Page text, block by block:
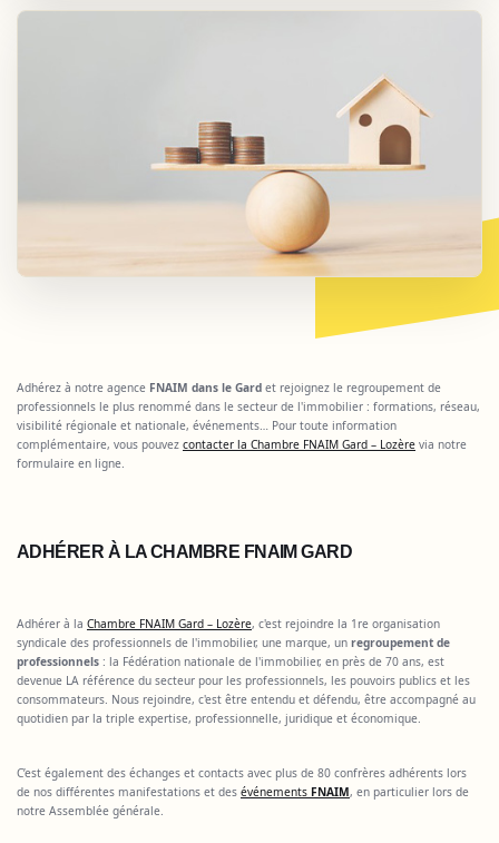
Adhérez à notre agence FNAIM dans le Gard et rejoignez le regroupement de
professionnels le plus renommé dans le secteur de l'immobilier : formations, réseau,
visibilité régionale et nationale, événements… Pour toute information
complémentaire, vous pouvez contacter la Chambre FNAIM Gard – Lozère via notre
formulaire en ligne.
ADHÉRER À LA CHAMBRE FNAIM GARD
Adhérer à la Chambre FNAIM Gard – Lozère, c'est rejoindre la 1re organisation
syndicale des professionnels de l'immobilier, une marque, un regroupement de
professionnels : la Fédération nationale de l'immobilier, en près de 70 ans, est
devenue LA référence du secteur pour les professionnels, les pouvoirs publics et les
consommateurs. Nous rejoindre, c'est être entendu et défendu, être accompagné au
quotidien par la triple expertise, professionnelle, juridique et économique.
C’est également des échanges et contacts avec plus de 80 confrères adhérents lors
de nos différentes manifestations et des événements FNAIM, en particulier lors de
notre Assemblée générale.